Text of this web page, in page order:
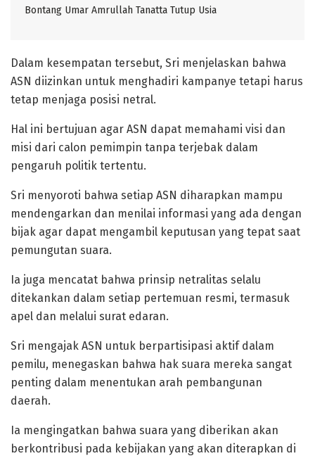
Bontang Umar Amrullah Tanatta Tutup Usia
Dalam kesempatan tersebut, Sri menjelaskan bahwa
ASN diizinkan untuk menghadiri kampanye tetapi harus
tetap menjaga posisi netral.
Hal ini bertujuan agar ASN dapat memahami visi dan
misi dari calon pemimpin tanpa terjebak dalam
pengaruh politik tertentu.
Sri menyoroti bahwa setiap ASN diharapkan mampu
mendengarkan dan menilai informasi yang ada dengan
bijak agar dapat mengambil keputusan yang tepat saat
pemungutan suara.
Ia juga mencatat bahwa prinsip netralitas selalu
ditekankan dalam setiap pertemuan resmi, termasuk
apel dan melalui surat edaran.
Sri mengajak ASN untuk berpartisipasi aktif dalam
pemilu, menegaskan bahwa hak suara mereka sangat
penting dalam menentukan arah pembangunan
daerah.
Ia mengingatkan bahwa suara yang diberikan akan
berkontribusi pada kebijakan yang akan diterapkan di